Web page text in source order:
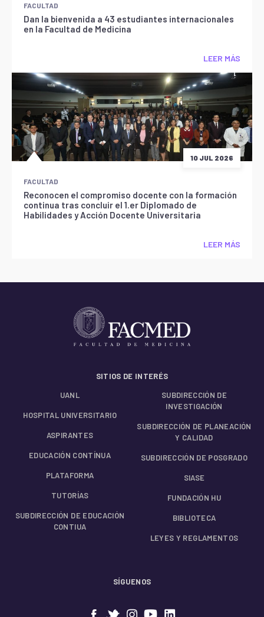
FACULTAD
Dan la bienvenida a 43 estudiantes internacionales
en la Facultad de Medicina
LEER MÁS
10 JUL 2026
FACULTAD
Reconocen el compromiso docente con la formación
continua tras concluir el 1.er Diplomado de
Habilidades y Acción Docente Universitaria
LEER MÁS
SITIOS DE INTERÉS
UANL
HOSPITAL UNIVERSITARIO
ASPIRANTES
EDUCACIÓN CONTÍNUA
PLATAFORMA
TUTORÍAS
SUBDIRECCIÓN DE EDUCACIÓN
CONTIUA
SUBDIRECCIÓN DE
INVESTIGACIÓN
SUBDIRECCIÓN DE PLANEACIÓN
Y CALIDAD
SUBDIRECCIÓN DE POSGRADO
SIASE
FUNDACIÓN HU
BIBLIOTECA
LEYES Y REGLAMENTOS
SÍGUENOS